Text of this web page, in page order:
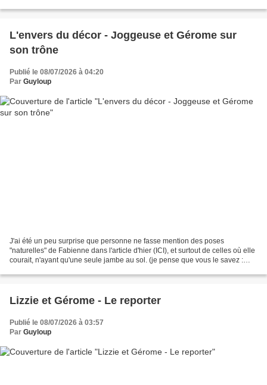
L'envers du décor - Joggeuse et Gérome sur
son trône
Publié le 08/07/2026 à 04:20
Par Guyloup
J'ai été un peu surprise que personne ne fasse mention des poses
"naturelles" de Fabienne dans l'article d'hier (ICI), et surtout de celles où elle
courait, n'ayant qu'une seule jambe au sol. (je pense que vous le savez :
Lizzie et Gérome - Le reporter
Publié le 08/07/2026 à 03:57
Par Guyloup